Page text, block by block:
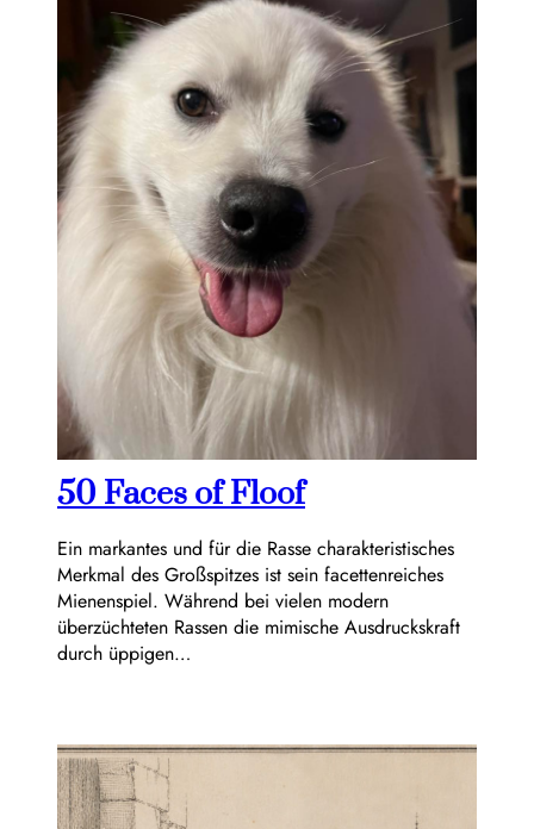
50 Faces of Floof
Ein markantes und für die Rasse charakteristisches
Merkmal des Großspitzes ist sein facettenreiches
Mienenspiel. Während bei vielen modern
überzüchteten Rassen die mimische Ausdruckskraft
durch üppigen…